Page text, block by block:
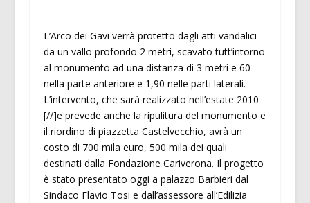
L’Arco dei Gavi verrà protetto dagli atti vandalici
da un vallo profondo 2 metri, scavato tutt’intorno
al monumento ad una distanza di 3 metri e 60
nella parte anteriore e 1,90 nelle parti laterali.
L’intervento, che sarà realizzato nell’estate 2010
[//]e prevede anche la ripulitura del monumento e
il riordino di piazzetta Castelvecchio, avrà un
costo di 700 mila euro, 500 mila dei quali
destinati dalla Fondazione Cariverona. Il progetto
è stato presentato oggi a palazzo Barbieri dal
Sindaco Flavio Tosi e dall’assessore all’Edilizia